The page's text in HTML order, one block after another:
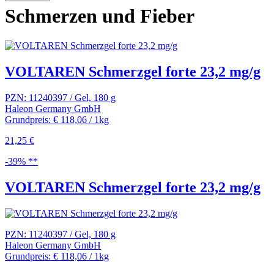
Schmerzen und Fieber
VOLTAREN Schmerzgel forte 23,2 mg/g
PZN: 11240397 / Gel, 180 g
Haleon Germany GmbH
Grundpreis: € 118,06 / 1kg
21,25 €
-39% **
VOLTAREN Schmerzgel forte 23,2 mg/g
PZN: 11240397 / Gel, 180 g
Haleon Germany GmbH
Grundpreis: € 118,06 / 1kg